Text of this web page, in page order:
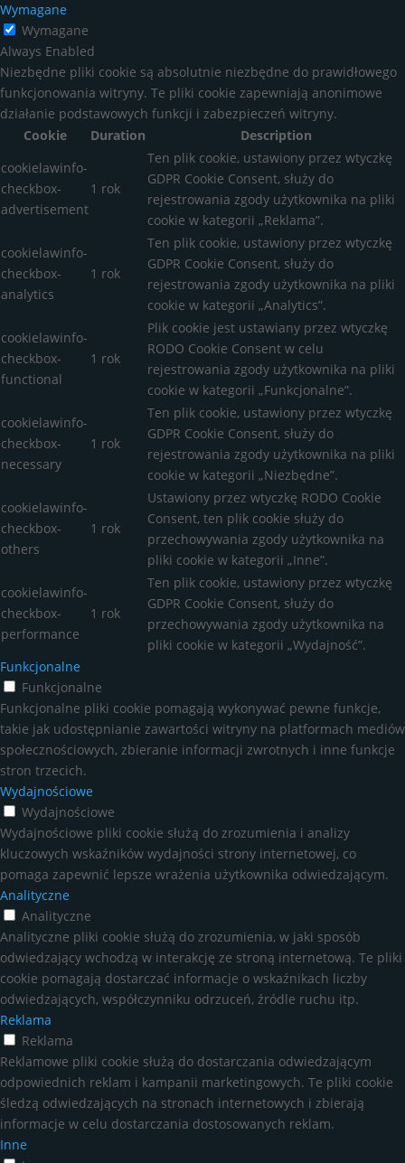
Wymagane
Wymagane
Always Enabled
Niezbędne pliki cookie są absolutnie niezbędne do prawidłowego
funkcjonowania witryny. Te pliki cookie zapewniają anonimowe
działanie podstawowych funkcji i zabezpieczeń witryny.
Cookie
Duration
Description
cookielawinfo-
checkbox-
advertisement
1 rok
Ten plik cookie, ustawiony przez wtyczkę
GDPR Cookie Consent, służy do
rejestrowania zgody użytkownika na pliki
cookie w kategorii „Reklama”.
cookielawinfo-
checkbox-
analytics
1 rok
Ten plik cookie, ustawiony przez wtyczkę
GDPR Cookie Consent, służy do
rejestrowania zgody użytkownika na pliki
cookie w kategorii „Analytics”.
cookielawinfo-
checkbox-
functional
1 rok
Plik cookie jest ustawiany przez wtyczkę
RODO Cookie Consent w celu
rejestrowania zgody użytkownika na pliki
cookie w kategorii „Funkcjonalne”.
cookielawinfo-
checkbox-
necessary
1 rok
Ten plik cookie, ustawiony przez wtyczkę
GDPR Cookie Consent, służy do
rejestrowania zgody użytkownika na pliki
cookie w kategorii „Niezbędne”.
cookielawinfo-
checkbox-
others
1 rok
Ustawiony przez wtyczkę RODO Cookie
Consent, ten plik cookie służy do
przechowywania zgody użytkownika na
pliki cookie w kategorii „Inne”.
cookielawinfo-
checkbox-
performance
1 rok
Ten plik cookie, ustawiony przez wtyczkę
GDPR Cookie Consent, służy do
przechowywania zgody użytkownika na
pliki cookie w kategorii „Wydajność”.
Funkcjonalne
Funkcjonalne
Funkcjonalne pliki cookie pomagają wykonywać pewne funkcje,
takie jak udostępnianie zawartości witryny na platformach mediów
społecznościowych, zbieranie informacji zwrotnych i inne funkcje
stron trzecich.
Wydajnościowe
Wydajnościowe
Wydajnościowe pliki cookie służą do zrozumienia i analizy
kluczowych wskaźników wydajności strony internetowej, co
pomaga zapewnić lepsze wrażenia użytkownika odwiedzającym.
Analityczne
Analityczne
Analityczne pliki cookie służą do zrozumienia, w jaki sposób
odwiedzający wchodzą w interakcję ze stroną internetową. Te pliki
cookie pomagają dostarczać informacje o wskaźnikach liczby
odwiedzających, współczynniku odrzuceń, źródle ruchu itp.
Reklama
Reklama
Reklamowe pliki cookie służą do dostarczania odwiedzającym
odpowiednich reklam i kampanii marketingowych. Te pliki cookie
śledzą odwiedzających na stronach internetowych i zbierają
informacje w celu dostarczania dostosowanych reklam.
Inne